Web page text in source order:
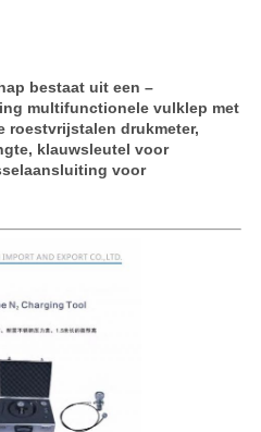
bestaat uit een –
multifunctionele vulklep met
roestvrijstalen drukmeter,
klauwsleutel voor
voor